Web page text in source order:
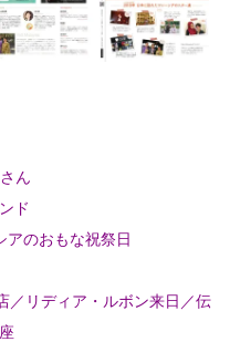
ん
ド
アのおもな祝祭日
／リディア・ルボン来日／伝